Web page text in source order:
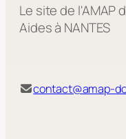
Le site de l'AMAP
Aides à NANTES
contact@amap-